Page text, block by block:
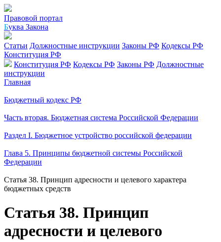
Правовой портал
Буква Закона
Статьи Должностные инструкции Законы РФ Кодексы РФ
Конституция РФ
Конституция РФ Кодексы РФ Законы РФ Должностные
инструкции
Главная
Бюджетный кодекс РФ
Часть вторая. Бюджетная система Российской Федерации
Раздел I. Бюджетное устройство российской федерации
Глава 5. Принципы бюджетной системы Российской
Федерации
Статья 38. Принцип адресности и целевого характера
бюджетных средств
Статья 38. Принцип
адресности и целевого